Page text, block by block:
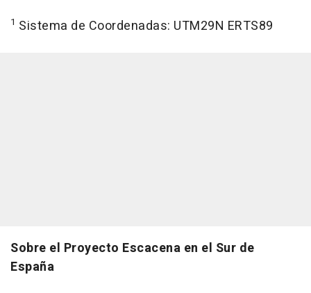
1 Sistema de Coordenadas: UTM29N ERTS89
Sobre el Proyecto Escacena en el Sur de
España